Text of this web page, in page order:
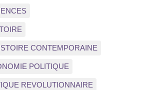
CONTEMPORAINE
POLITIQUE
REVOLUTIONNAIRE